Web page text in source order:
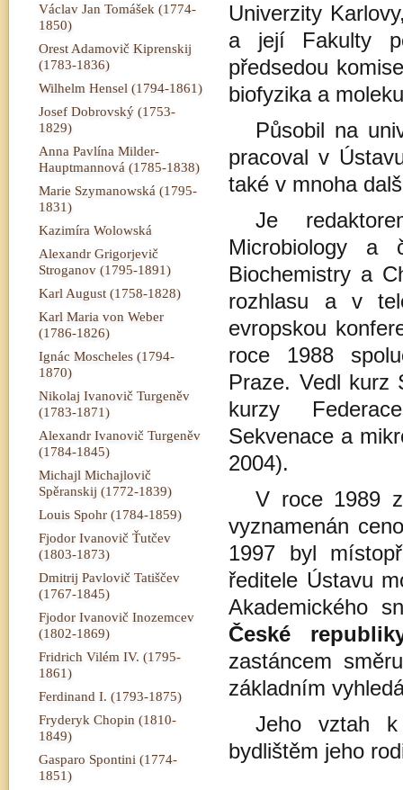
Václav Jan Tomášek (1774-
1850)
Orest Adamovič Kiprenskij
(1783-1836)
Wilhelm Hensel (1794-1861)
Josef Dobrovský (1753-
1829)
Anna Pavlína Milder-
Hauptmannová (1785-1838)
Marie Szymanowská (1795-
1831)
Kazimíra Wolowská
Alexandr Grigorjevič
Stroganov (1795-1891)
Karl August (1758-1828)
Karl Maria von Weber
(1786-1826)
Ignác Moscheles (1794-
1870)
Nikolaj Ivanovič Turgeněv
(1783-1871)
Alexandr Ivanovič Turgeněv
(1784-1845)
Michajl Michajlovič
Spěranskij (1772-1839)
Louis Spohr (1784-1859)
Fjodor Ivanovič Ťutčev
(1803-1873)
Dmitrij Pavlovič Tatiščev
(1767-1845)
Fjodor Ivanovič Inozemcev
(1802-1869)
Fridrich Vilém IV. (1795-
1861)
Ferdinand I. (1793-1875)
Fryderyk Chopin (1810-
1849)
Gasparo Spontini (1774-
1851)
Univerzity
a její Fakulty
předsedou
biofyzika a
Působil na
pracoval v
také v mnoha
Je
Microbiology a
Biochemistry a
rozhlasu a v
evropskou
roce 1988
Praze. Vedl kurz
kurzy
Sekvenace a
2004).
V roce 1989
vyznamenán
1997 byl
ředitele Ústavu
Akademického
České
zastáncem
základním
Jeho vztah k
bydlištěm jeho